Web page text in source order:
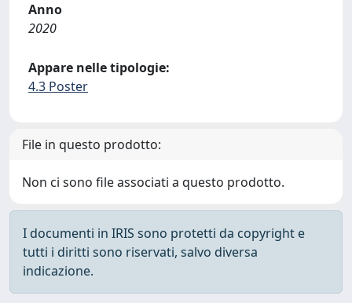
Anno
2020
Appare nelle tipologie:
4.3 Poster
File in questo prodotto:
Non ci sono file associati a questo prodotto.
I documenti in IRIS sono protetti da copyright e
tutti i diritti sono riservati, salvo diversa
indicazione.